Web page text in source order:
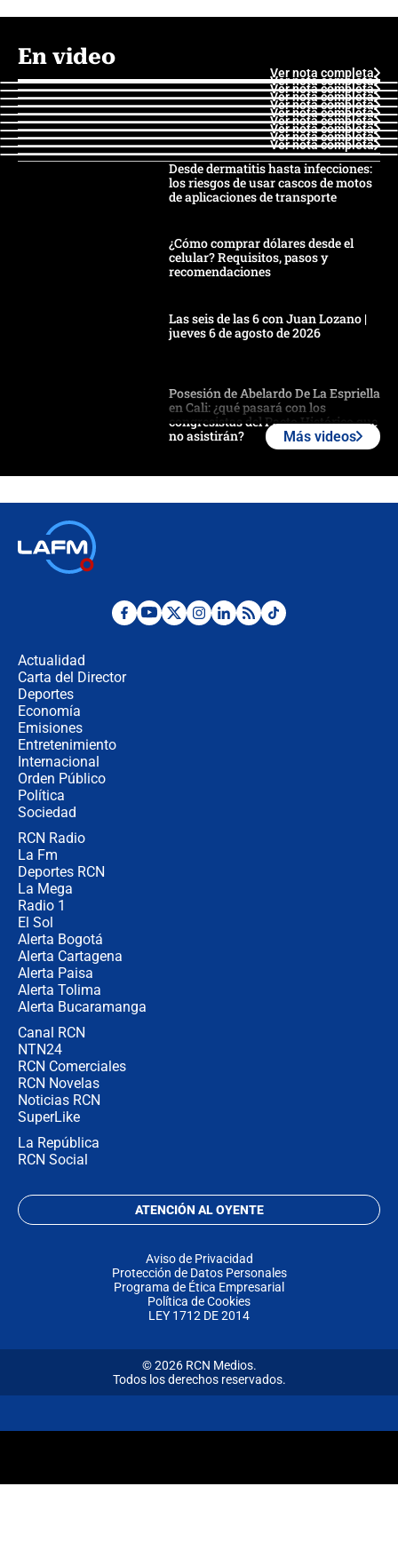
En video
Ver nota completa
Ver nota completa
Ver nota completa
Ver nota completa
Ver nota completa
Ver nota completa
Ver nota completa
Ver nota completa
Ver nota completa
Ver nota completa
Desde dermatitis hasta infecciones:
los riesgos de usar cascos de motos
de aplicaciones de transporte
¿Cómo comprar dólares desde el
celular? Requisitos, pasos y
recomendaciones
Las seis de las 6 con Juan Lozano |
jueves 6 de agosto de 2026
Posesión de Abelardo De La Espriella
en Cali: ¿qué pasará con los
congresistas del Pacto Histórico que
no asistirán?
¿Por qué De la Espriella gobernará
Más videos
Actualidad
Carta del Director
Deportes
Economía
Emisiones
Entretenimiento
Internacional
Orden Público
Política
Sociedad
RCN Radio
La Fm
Deportes RCN
La Mega
Radio 1
El Sol
Alerta Bogotá
Alerta Cartagena
Alerta Paisa
Alerta Tolima
Alerta Bucaramanga
Canal RCN
NTN24
RCN Comerciales
RCN Novelas
Noticias RCN
SuperLike
La República
RCN Social
ATENCIÓN AL OYENTE
Aviso de Privacidad
Protección de Datos Personales
Programa de Ética Empresarial
Política de Cookies
LEY 1712 DE 2014
© 2026 RCN Medios.
Todos los derechos reservados.